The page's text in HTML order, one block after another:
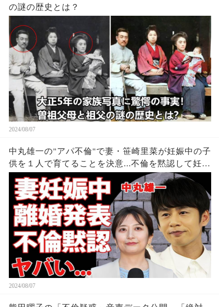
の謎の歴史とは？
2024/08/07
中丸雄一の"アパ不倫"で妻・笹崎里菜が妊娠中の子
供を１人で育てることを決意...不倫を黙認して妊娠
を発表しなかった裏側に涙が零れ落ちた...『KAT-
TUN』亀梨和也の怒りの本音がヤバすぎた...
2024/08/07